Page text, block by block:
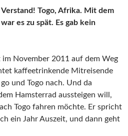
Togo, Afrika. Mit dem
es zu spät. Es gab kein
November 2011 auf dem Weg
kaffeetrinkende Mitreisende
und Togo nach. Und da
Hamsterrad aussteigen will,
Togo fahren möchte. Er spricht
ein Jahr Auszeit, und dann geht